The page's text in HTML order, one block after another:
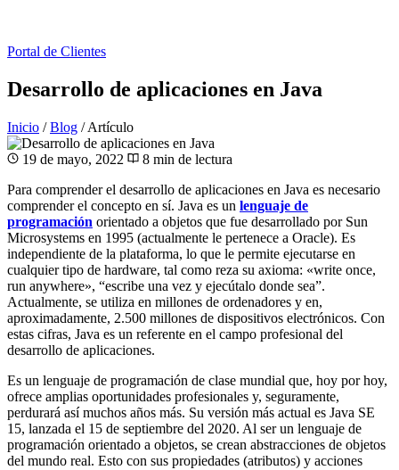
Portal de Clientes
Desarrollo de aplicaciones en Java
Inicio / Blog /Artículo
19 de mayo, 2022
8 min de lectura
Para comprender el desarrollo de aplicaciones en Java es necesario
comprender el concepto en sí. Java es un lenguaje de
programación orientado a objetos que fue desarrollado por Sun
Microsystems en 1995 (actualmente le pertenece a Oracle). Es
independiente de la plataforma, lo que le permite ejecutarse en
cualquier tipo de hardware, tal como reza su axioma: «write once,
run anywhere», “escribe una vez y ejecútalo donde sea”.
Actualmente, se utiliza en millones de ordenadores y en,
aproximadamente, 2.500 millones de dispositivos electrónicos. Con
estas cifras, Java es un referente en el campo profesional del
desarrollo de aplicaciones.
Es un lenguaje de programación de clase mundial que, hoy por hoy,
ofrece amplias oportunidades profesionales y, seguramente,
perdurará así muchos años más. Su versión más actual es Java SE
15, lanzada el 15 de septiembre del 2020. Al ser un lenguaje de
programación orientado a objetos, se crean abstracciones de objetos
del mundo real. Esto con sus propiedades (atributos) y acciones